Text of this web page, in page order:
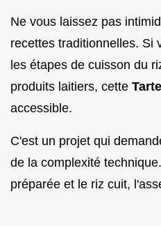
Ne vous laissez pas
recettes traditionnelles. Si
les étapes de cuisson du
produits laitiers, cette
accessible.
C'est un projet qui
de la complexité
préparée et le riz cuit,